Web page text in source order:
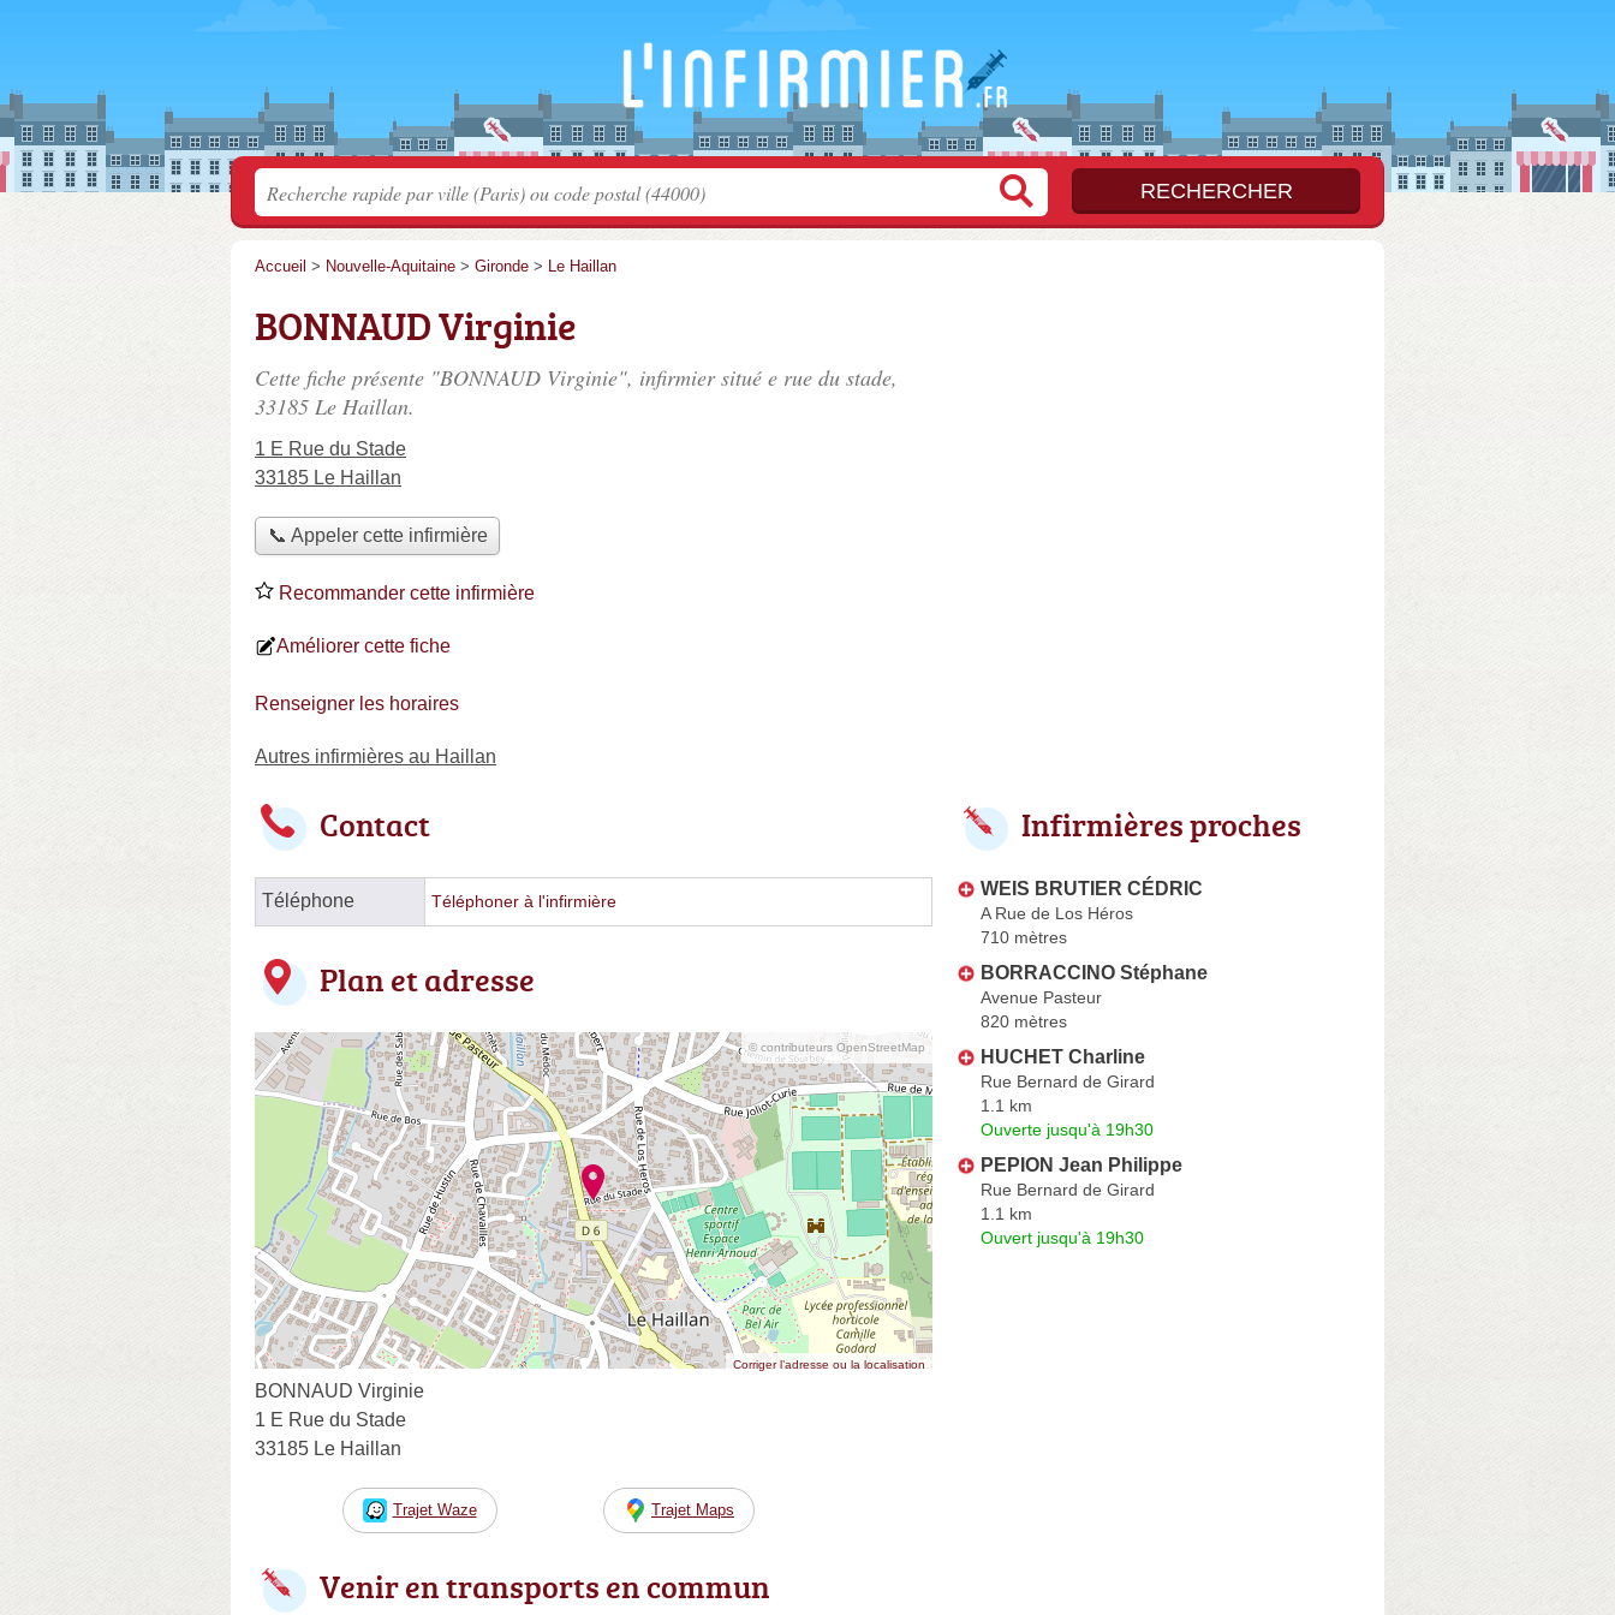
Accueil > Nouvelle-Aquitaine > Gironde > Le Haillan
BONNAUD Virginie
Cette fiche présente "BONNAUD Virginie", infirmier situé e rue du stade,
33185 Le Haillan.
1 E Rue du Stade
33185 Le Haillan
📞 Appeler cette infirmière
Recommander cette infirmière
Améliorer cette fiche
Renseigner les horaires
Autres infirmières au Haillan
Contact
Téléphone Téléphoner à l'infirmière
Plan et adresse
© contributeurs OpenStreetMap
Corriger l’adresse ou la localisation
BONNAUD Virginie
1 E Rue du Stade
33185 Le Haillan
Trajet Waze Trajet Maps
Venir en transports en commun
Infirmières proches
WEIS BRUTIER CÉDRIC
A Rue de Los Héros
710 mètres
BORRACCINO Stéphane
Avenue Pasteur
820 mètres
HUCHET Charline
Rue Bernard de Girard
1.1 km
Ouverte jusqu'à 19h30
PEPION Jean Philippe
Rue Bernard de Girard
1.1 km
Ouvert jusqu'à 19h30